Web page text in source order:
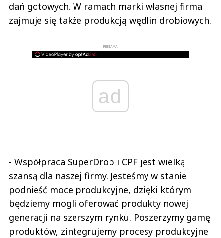
dań gotowych. W ramach marki własnej firma
zajmuje się także produkcją wędlin drobiowych.
REKLAMA
ad
- Współpraca SuperDrob i CPF jest wielką
szansą dla naszej firmy. Jesteśmy w stanie
podnieść moce produkcyjne, dzięki którym
będziemy mogli oferować produkty nowej
generacji na szerszym rynku. Poszerzymy gamę
produktów, zintegrujemy procesy produkcyjne